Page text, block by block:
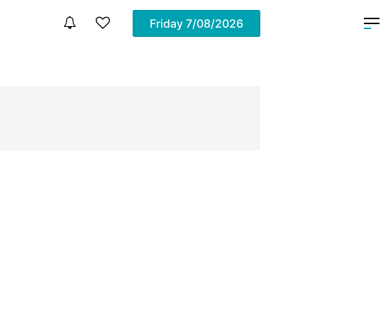
Friday 7/08/2026